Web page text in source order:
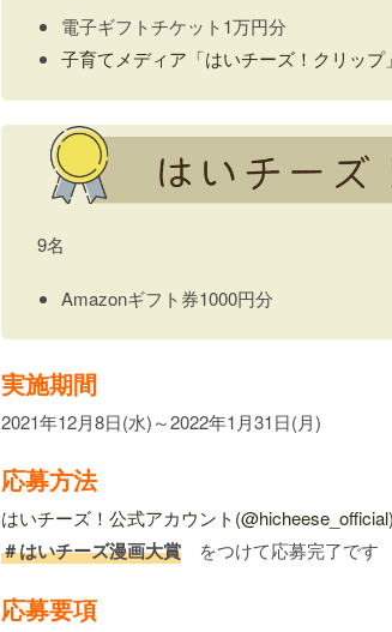
電子ギフトチケット1万円分
子育てメディア「はいチーズ！クリップ」
9名
Amazonギフト券1000円分
実施期間
2021年12月8日(水)～2022年1月31日(月)
応募方法
はいチーズ！公式アカウント(@hicheese_official)
＃はいチーズ漫画大賞 をつけて応募完了です
応募要項